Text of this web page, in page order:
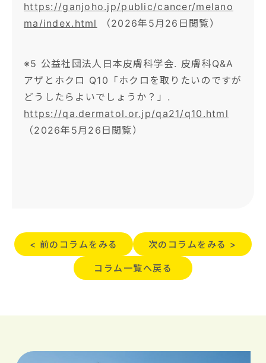
https://ganjoho.jp/public/cancer/melano
ma/index.html
（2026年5月26日閲覧）
※5 公益社団法人日本皮膚科学会. 皮膚科Q&A
アザとホクロ Q10「ホクロを取りたいのですが
どうしたらよいでしょうか？」.
https://qa.dermatol.or.jp/qa21/q10.html
（2026年5月26日閲覧）
< 前のコラムをみる 次のコラムをみる >
コラム一覧へ戻る